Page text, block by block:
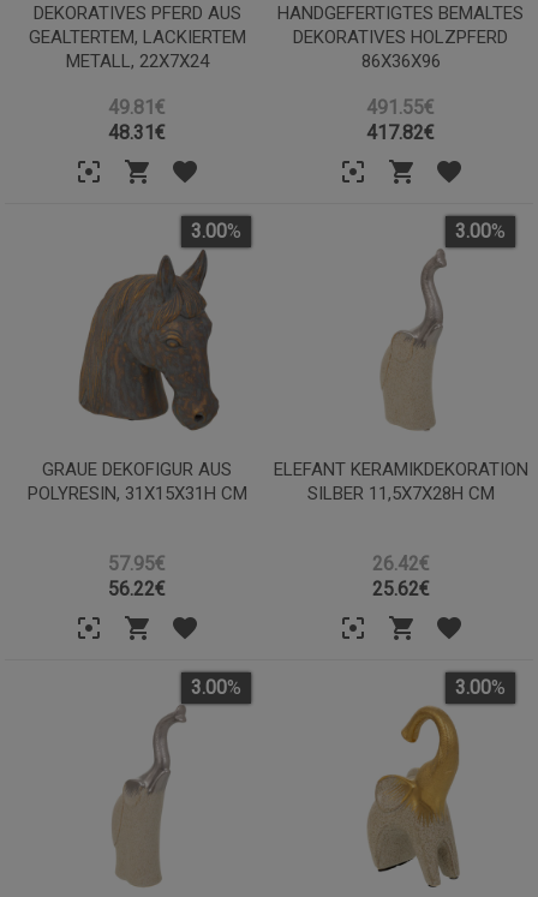
DEKORATIVES PFERD AUS
GEALTERTEM, LACKIERTEM
METALL, 22X7X24
49.81€
48.31€
HANDGEFERTIGTES BEMALTES
DEKORATIVES HOLZPFERD
86X36X96
491.55€
417.82€
GRAUE DEKOFIGUR AUS
POLYRESIN, 31X15X31H CM
57.95€
3.00%
56.22€
ELEFANT KERAMIKDEKORATION
SILBER 11,5X7X28H CM
26.42€
3.00%
25.62€
3.00% 3.00%